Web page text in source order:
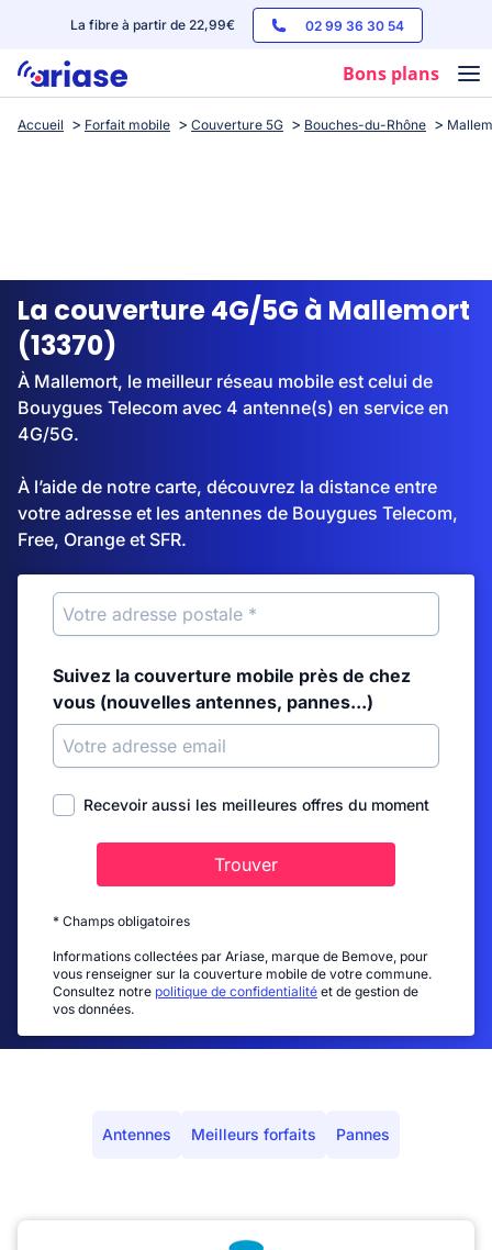
La fibre à partir de 22,99€ 02 99 36 30 54
Bons plans
Box internet
Streaming
Accueil Forfait mobile Couverture 5G Bouches-du-Rhône
La couverture 4G/5G à Mallemort
(13370)
À Mallemort, le meilleur réseau mobile est celui de
Bouygues Telecom avec 4 antenne(s) en service en
4G/5G.
À l’aide de notre carte, découvrez la distance entre
votre adresse et les antennes de Bouygues Telecom,
Free, Orange et SFR.
Suivez la couverture mobile près de chez
vous (nouvelles antennes, pannes...)
Recevoir aussi les meilleures offres du moment
Trouver
* Champs obligatoires
Informations collectées par Ariase, marque de Bemove, pour
vous renseigner sur la couverture mobile de votre commune.
Consultez notre politique de confidentialité et de gestion de
vos données.
Antennes Meilleurs forfaits Pannes